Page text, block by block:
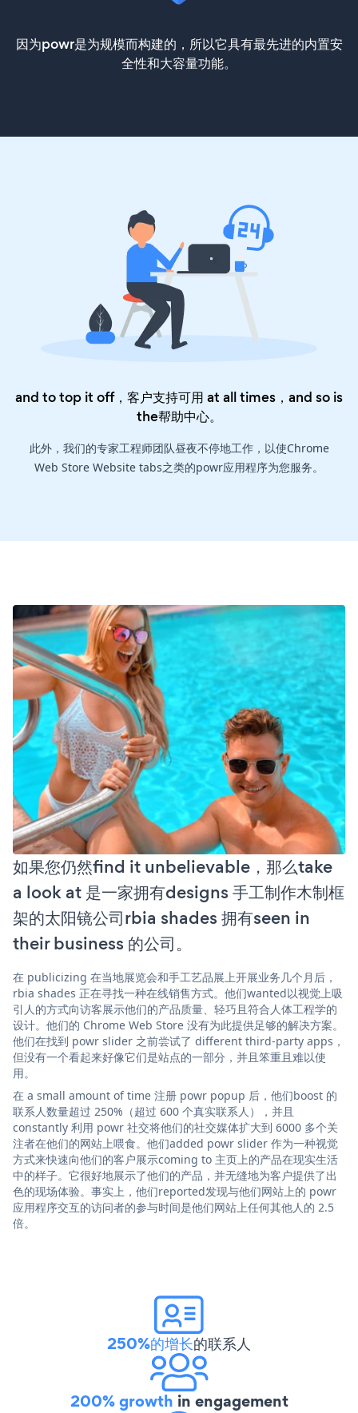
因为powr是为规模而构建的，所以它具有最先进的内置安
全性和大容量功能。
and to top it off，客户支持可用 at all times，and so is
the帮助中心。
此外，我们的专家工程师团队昼夜不停地工作，以使Chrome
Web Store Website tabs之类的powr应用程序为您服务。
如果您仍然find it unbelievable，那么take
a look at 是一家拥有designs 手工制作木制框
架的太阳镜公司rbia shades 拥有seen in
their business 的公司。
在 publicizing 在当地展览会和手工艺品展上开展业务几个月后，
rbia shades 正在寻找一种在线销售方式。他们wanted以视觉上吸
引人的方式向访客展示他们的产品质量、轻巧且符合人体工程学的
设计。他们的 Chrome Web Store 没有为此提供足够的解决方案。
他们在找到 powr slider 之前尝试了 different third-party apps，
但没有一个看起来好像它们是站点的一部分，并且笨重且难以使
用。
在 a small amount of time 注册 powr popup 后，他们boost 的
联系人数量超过 250%（超过 600 个真实联系人），并且
constantly 利用 powr 社交将他们的社交媒体扩大到 6000 多个关
注者在他们的网站上喂食。他们added powr slider 作为一种视觉
方式来快速向他们的客户展示coming to 主页上的产品在现实生活
中的样子。它很好地展示了他们的产品，并无缝地为客户提供了出
色的现场体验。事实上，他们reported发现与他们网站上的 powr
应用程序交互的访问者的参与时间是他们网站上任何其他人的 2.5
倍。
250%的增长的联系人
200% growth in engagement